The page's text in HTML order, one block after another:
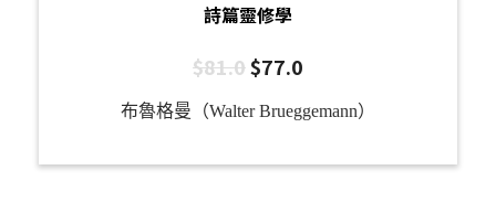
詩篇靈修學
$81.0$77.0
布魯格曼（Walter Brueggemann）